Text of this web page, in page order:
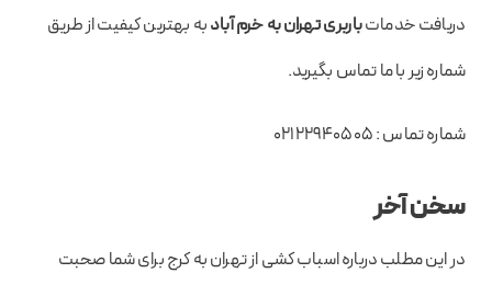
دریافت خدماتباربری تهران به خرم آبادبه بهترین کیفیت از طریق
شماره زیر با ما تماس بگیرید.
شماره تماس : 02122940505
سخن آخر
در این مطلب درباره اسباب کشی از تهران به کرج برای شما صحبت